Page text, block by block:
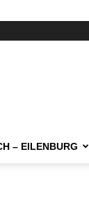
– EILENBURG